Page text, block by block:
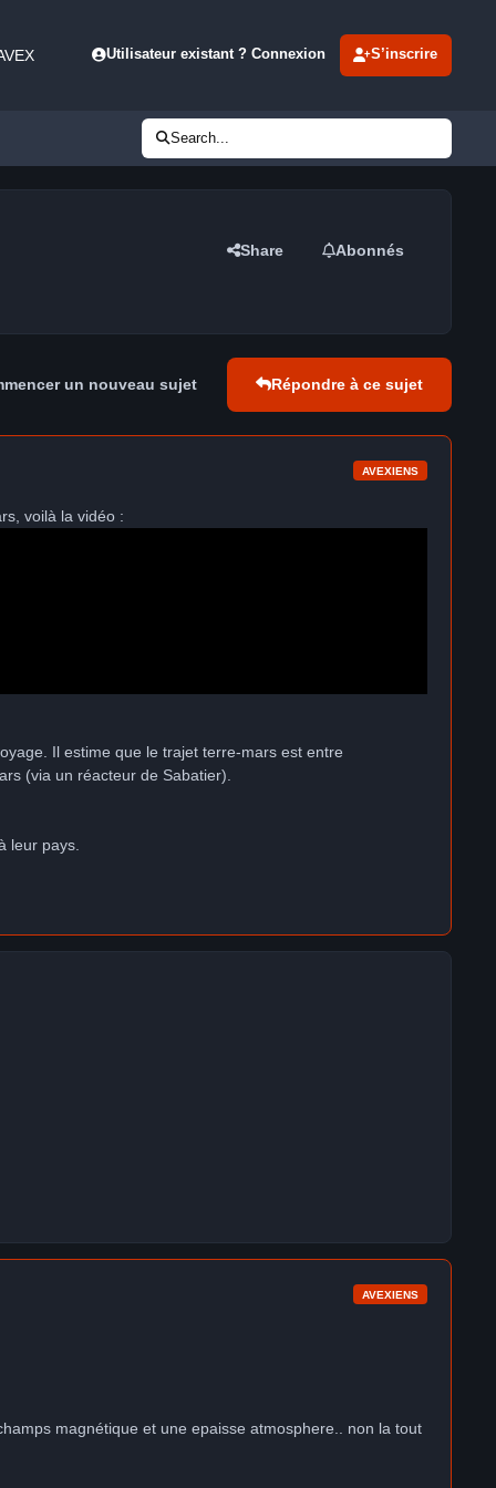
Utilisateur existant ? Connexion S’inscrire
Search...
Share Abonnés
un nouveau sujet Répondre à ce sujet
AVEXIENS
voilà la vidéo :
Il estime que le trajet terre-mars est entre
(via un réacteur de Sabatier).
leur pays.
AVEXIENS
magnétique et une epaisse atmosphere.. non la tout